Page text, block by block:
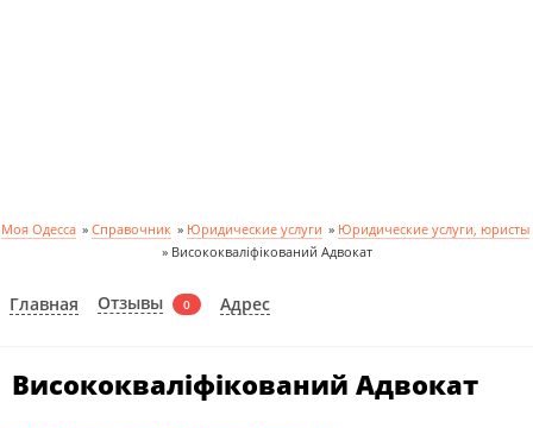
Моя Одесса » Справочник » Юридические услуги » Юридические услуги, юристы
» Висококваліфікований Адвокат
Главная Отзывы 0 Адрес
Висококваліфікований Адвокат